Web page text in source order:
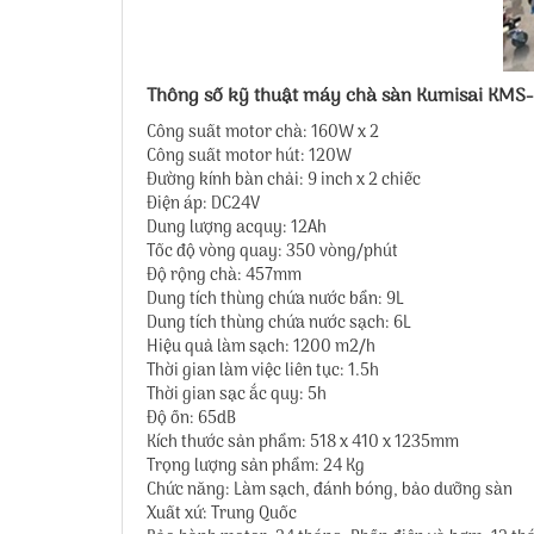
Thông số kỹ thuật máy chà sàn Kumisai
Công suất motor chà: 160W x 2
Công suất motor hút: 120W
Đường kính bàn chải: 9 inch x 2 chiếc
Điện áp: DC24V
Dung lượng acquy: 12Ah
Tốc độ vòng quay: 350 vòng/phút
Độ rộng chà: 457mm
Dung tích thùng chứa nước bẩn: 9L
Dung tích thùng chứa nước sạch: 6L
Hiệu quả làm sạch: 1200 m2/h
Thời gian làm việc liên tục: 1.5h
Thời gian sạc ắc quy: 5h
Độ ồn: 65dB
Kích thước sản phẩm: 518 x 410 x 1235mm
Trọng lượng sản phẩm: 24 Kg
Chức năng: Làm sạch, đánh bóng, bảo dưỡng sàn
Xuất xứ: Trung Quốc